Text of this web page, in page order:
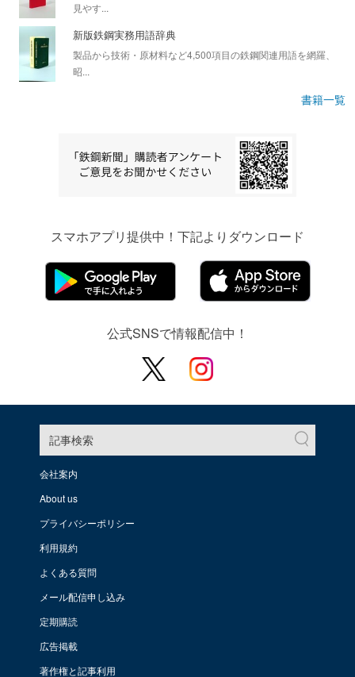
見やす...
新版鉄鋼実務用語辞典
製品から技術・原材料など4,500項目の鉄鋼関連用語を網羅、
昭...
書籍一覧
スマホアプリ提供中！下記よりダウンロード
公式SNSで情報配信中！
記事検索
会社案内
About us
プライバシーポリシー
利用規約
よくある質問
メール配信申し込み
定期購読
広告掲載
著作権と記事利用